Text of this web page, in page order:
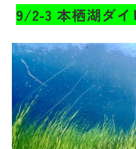
9/2-3 本栖湖ダイ